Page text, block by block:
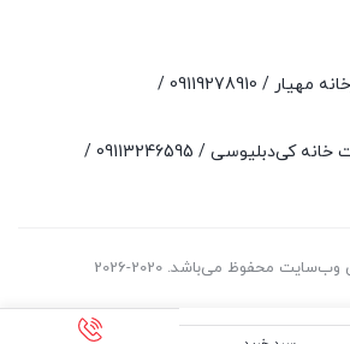
مهیار / 09119278910
/
خانه کی‌دبلیوسی / 09113246595
/
محفوظ می‌باشد. 2020-2026